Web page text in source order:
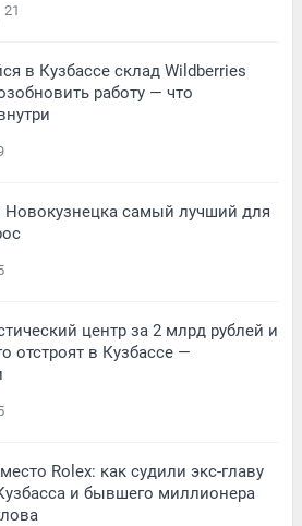
21
в Кузбассе склад Wildberries
работу — что
Новокузнецка самый лучший для
центр за 2 млрд рублей и
отстроят в Кузбассе —
Rolex: как судили экс-главу
и бывшего миллионера